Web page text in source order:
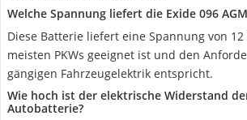
Welche Spannung liefert die Exide 096
Diese Batterie liefert eine Spannung von
meisten PKWs geeignet ist und den
gängigen Fahrzeugelektrik entspricht.
Wie hoch ist der elektrische Widerstand
Autobatterie?